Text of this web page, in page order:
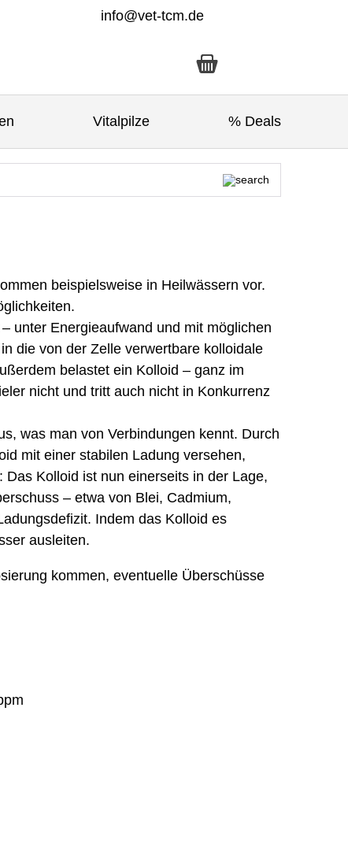
info@vet-tcm.de
Vitalpilze % Deals
beispielsweise in Heilwässern vor.
unter Energieaufwand und mit möglichen
die von der Zelle verwertbare kolloidale
belastet ein Kolloid – ganz im
nicht und tritt auch nicht in Konkurrenz
was man von Verbindungen kennt. Durch
mit einer stabilen Ladung versehen,
Kolloid ist nun einerseits in der Lage,
– etwa von Blei, Cadmium,
Indem das Kolloid es
ausleiten.
kommen, eventuelle Überschüsse